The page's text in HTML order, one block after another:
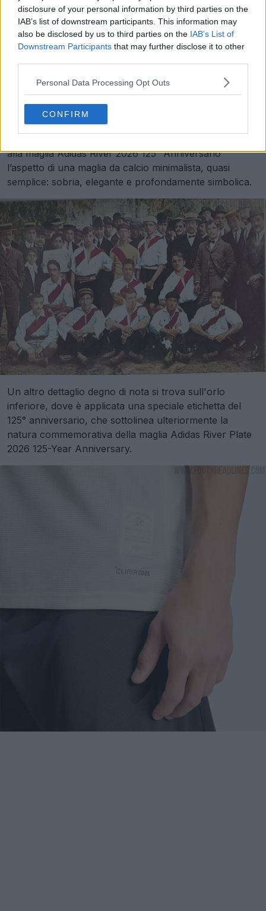
disclosure of your personal information by third parties on the
IAB’s list of downstream participants. This information may
also be disclosed by us to third parties on the IAB’s List of
Downstream Participants that may further disclose it to other
Personal Data Processing Opt Outs
CONFIRM
Sia il logo Trefoil che lo stemma del River Plate sono
realizzati nello stesso colore della maglia, creando un
alla maglia Adidas River 2026 125° Anniversario
l’aspetto di una maglia da calcio minimalista, quasi
semplice: sobria, elegante e profondamente simbolica.
Un altro dettaglio degno di nota si trova sull'orlo
inferiore, dove è applicata una speciale etichetta del
125° anniversario, che sottolinea ulteriormente la
natura commemorativa della maglia Adidas River Plate
2026 125-Year Anniversary.